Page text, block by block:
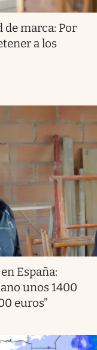
de marca: Por
a los
España:
unos 1400
euros”